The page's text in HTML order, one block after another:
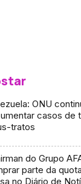
ONU
casos de
tratos
do Grupo
parte da
no Diário de